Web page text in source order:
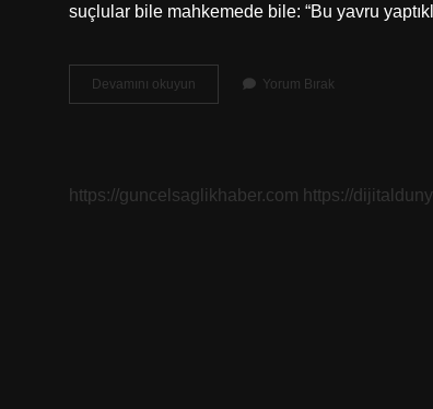
suçlular bile mahkemede bile: “Bu yavru
Devamını okuyun Curmum
Ne
Yorum Bırak
https://guncelsaglikhaber.com https://